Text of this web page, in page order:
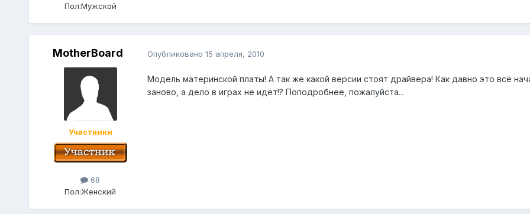
Пол:Мужской
MotherBoard
Участники
68
Пол:Женский
Опубликовано 15 апреля, 2010
Модель материнской платы! А так же какой версии стоят драйвера! Как давно это всё
заново, а дело в играх не идёт!? Поподробнее, пожалуйста...